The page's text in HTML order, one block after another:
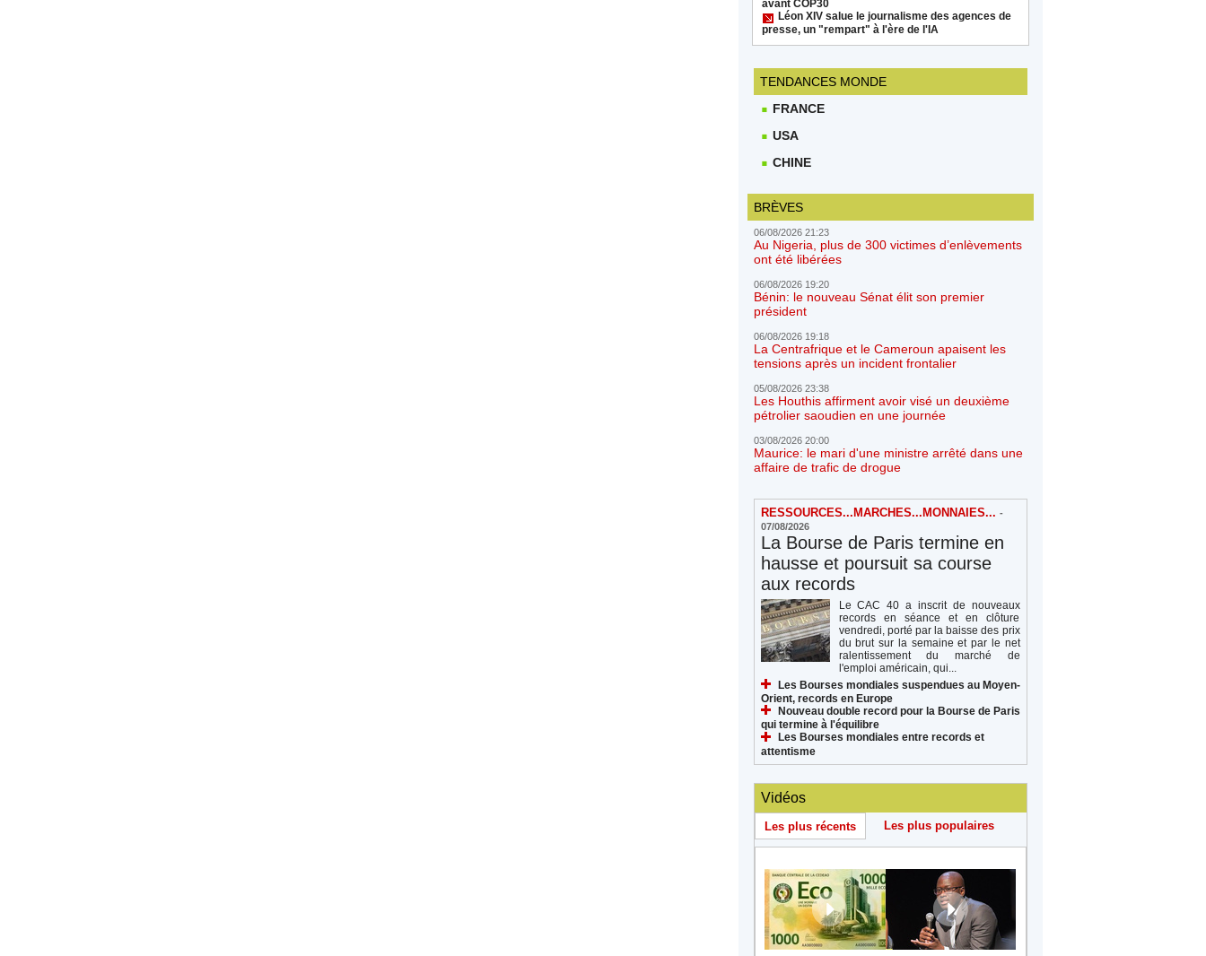
avant COP30
Léon XIV salue le journalisme des agences de
presse, un "rempart" à l'ère de l'IA
TENDANCES MONDE
FRANCE
USA
CHINE
BRÈVES
06/08/2026 21:23
Au Nigeria, plus de 300 victimes d’enlèvements
ont été libérées
06/08/2026 19:20
Bénin: le nouveau Sénat élit son premier
président
06/08/2026 19:18
La Centrafrique et le Cameroun apaisent les
tensions après un incident frontalier
05/08/2026 23:38
Les Houthis affirment avoir visé un deuxième
pétrolier saoudien en une journée
03/08/2026 20:00
Maurice: le mari d'une ministre arrêté dans une
affaire de trafic de drogue
RESSOURCES...MARCHES...MONNAIES... -
07/08/2026
La Bourse de Paris termine en
hausse et poursuit sa course
aux records
Le CAC 40 a inscrit de nouveaux
records en séance et en clôture
vendredi, porté par la baisse des prix
du brut sur la semaine et par le net
ralentissement du marché de
l'emploi américain, qui...
Les Bourses mondiales suspendues au Moyen-
Orient, records en Europe
Nouveau double record pour la Bourse de Paris
qui termine à l'équilibre
Les Bourses mondiales entre records et
attentisme
Vidéos
Les plus récents Les plus populaires